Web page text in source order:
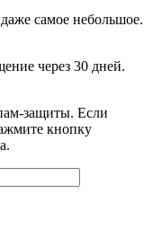
самое небольшое.
через 30 дней.
защиты. Если
кнопку